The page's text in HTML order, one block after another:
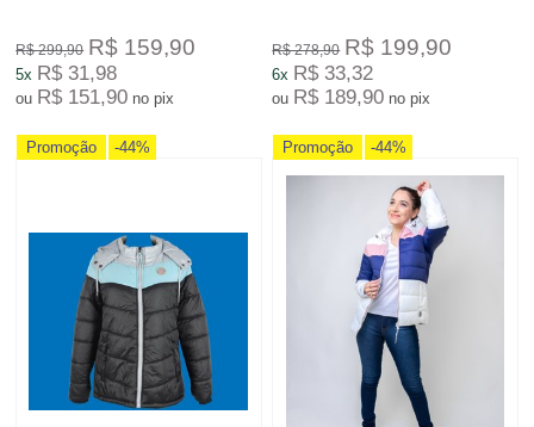
R$ 299,90 R$ 159,90
5x R$ 31,98
ou R$ 151,90 no pix
R$ 278,90 R$ 199,90
6x R$ 33,32
ou R$ 189,90 no pix
Promoção -44% Promoção -44%